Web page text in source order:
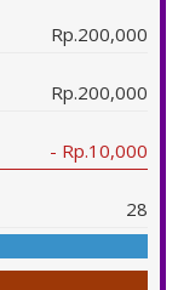
Rp.200,000
Rp.200,000
- Rp.10,000
28